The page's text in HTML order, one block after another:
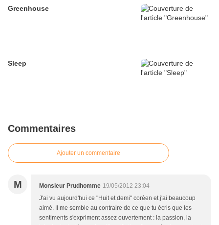
Greenhouse
Sleep
Commentaires
Ajouter un commentaire
M Monsieur Prudhomme 19/05/2012 23:04
J'ai vu aujourd'hui ce "Huit et demi" coréen et j'ai beaucoup
aimé. Il me semble au contraire de ce que tu écris que les
sentiments s'expriment assez ouvertement : la passion, la